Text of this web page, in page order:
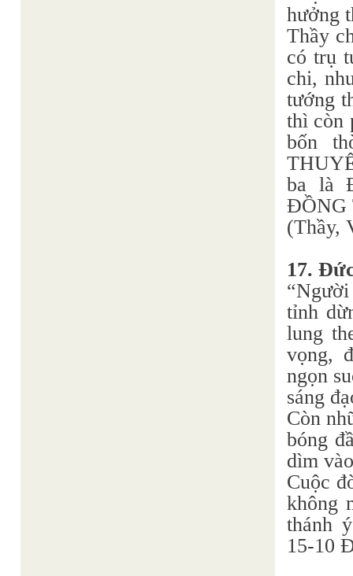
hưởng
Thầy
có trụ
chi,
tướng
thì còn
bốn
ba là
ĐỒNG
(Thầy,
17.
tỉnh
lung
vọng,
ngọn
sáng
Còn
bóng
dìm
Cuộc
không
thánh
15-10